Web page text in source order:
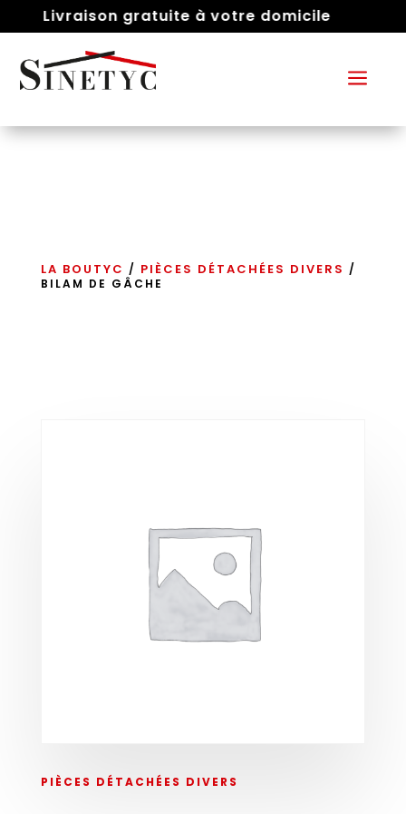
Livraison gratuite à votre domicile
a
LA BOUTYC / PIÈCES DÉTACHÉES DIVERS /
BILAM DE GÂCHE
PIÈCES DÉTACHÉES DIVERS